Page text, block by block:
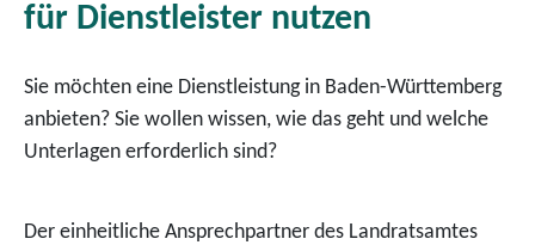
für Dienstleister nutzen
Sie möchten eine Dienstleistung in Baden-Württemberg
anbieten? Sie wollen wissen, wie das geht und welche
Unterlagen erforderlich sind?
Der einheitliche Ansprechpartner des Landratsamtes